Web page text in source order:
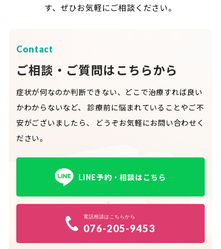
す、ぜひお気軽にご相談ください。
Contact
ご相談・ご質問はこちらから
症状が何なのか判断できない、どこで治療すれば良い
かわからないなど、
診療前に悩まれていることやご不
安がございましたら、
どうぞお気軽にお問い合わせく
ださい。
LINE予約・相談はこちら
電話相談はこちらから
076-205-9453